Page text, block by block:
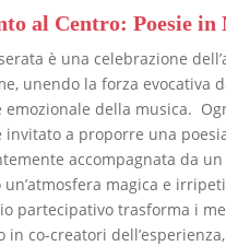
al Centro: Poesie in
è una celebrazione
unendo la forza evocativa
emozionale della musica.
invitato a proporre una
accompagnata da
un’atmosfera magica e
partecipativo trasforma i
in co-creatori